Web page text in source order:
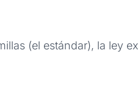
(el estándar), la ley